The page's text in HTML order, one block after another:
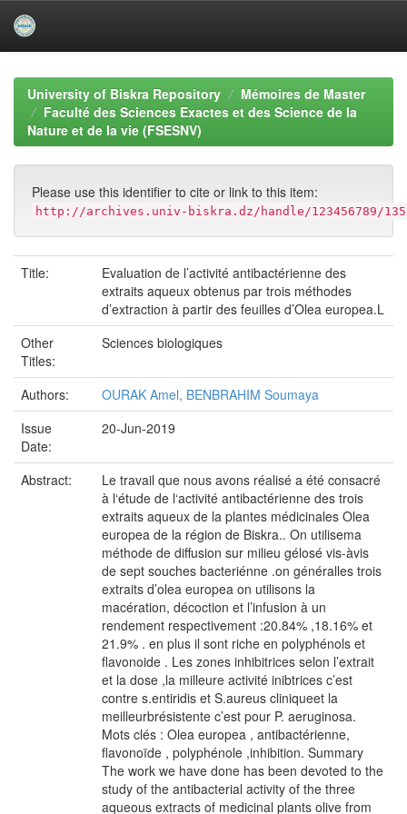
navigationUniversity of Biskra Repository
Mémoires de Master
Faculté des Sciences Exactes et des Science de la
Nature et de la vie (FSESNV)
Please use this identifier to cite or link to this item:
http://archives.univ-biskra.dz/handle/123456789/
Title:
Evaluation de l’activité antibactérienne des
extraits aqueux obtenus par trois méthodes
d’extraction à partir des feuilles d’Olea europea.L
Other
Titles:
Sciences biologiques
Authors:
OURAK Amel, BENBRAHIM Soumaya
Issue
Date:
20-Jun-2019
Abstract:
Le travail que nous avons réalisé a été consacré
à l‘étude de l‘activité antibactérienne des trois
extraits aqueux de la plantes médicinales Olea
europea de la région de Biskra.. On utilisema
méthode de diffusion sur milieu gélosé vis-àvis
de sept souches bacteriénne .on généralles trois
extraits d’olea europea on utilisons la
macération, décoction et l’infusion à un
rendement respectivement :20.84% ,18.16% et
21.9% . en plus il sont riche en polyphénols et
flavonoide . Les zones inhibitrices selon l’extrait
et la dose ,la milleure activité inibtrices c’est
contre s.entiridis et S.aureus cliniqueet la
meilleurbrésistente c’est pour P. aeruginosa.
Mots clés : Olea europea , antibactérienne,
flavonoïde , polyphénole ,inhibition. Summary
The work we have done has been devoted to the
study of the antibacterial activity of the three
aqueous extracts of medicinal plants olive from